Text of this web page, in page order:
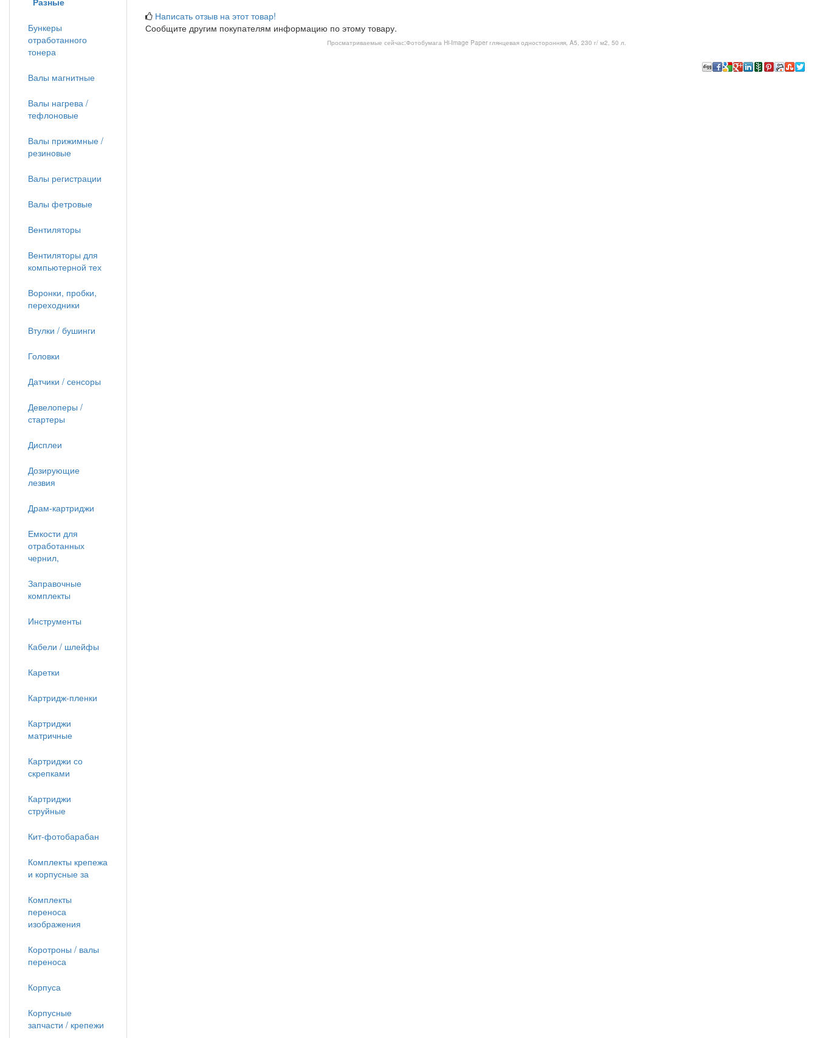
Написать отзыв на этот товар!
Сообщите другим покупателям информацию по этому товару.
Просматриваемые сейчас:Фотобумага Hi-Image Paper глянцевая односторонняя, A5, 230 г/ м2, 50 л.
Бункеры
отработанного
тонера
Валы магнитные
Валы нагрева /
тефлоновые
Валы прижимные /
резиновые
Валы регистрации
Валы фетровые
Вентиляторы
Вентиляторы для
компьютерной тех
Воронки, пробки,
переходники
Втулки / бушинги
Головки
Датчики / сенсоры
Девелоперы /
стартеры
Дисплеи
Дозирующие
лезвия
Драм-картриджи
Емкости для
отработанных
чернил,
Заправочные
комплекты
Инструменты
Кабели / шлейфы
Каретки
Картридж-пленки
Картриджи
матричные
Картриджи со
скрепками
Картриджи
струйные
Кит-фотобарабан
Комплекты крепежа
и корпусные за
Комплекты
переноса
изображения
Коротроны / валы
переноса
Корпуса
Корпусные
запчасти / крепежи